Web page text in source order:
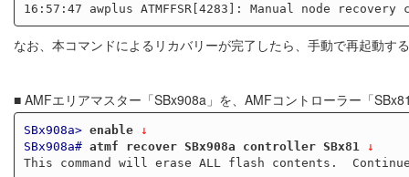
なお、本コマンドによるリカバリーが完了したら、手動で再起動す
■ AMFエリアマスター「SBx908a」を、AMFコントローラー「
SBx908a> enable ↓
SBx908a# atmf recover SBx908a controller SBx81
↓
This command will erase ALL flash contents.